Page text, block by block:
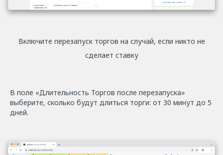
Включите перезапуск торгов на случай, если никто не
сделает ставку
В поле «Длительность Торгов после перезапуска»
выберите, сколько будут длиться торги: от 30 минут до 5
дней.